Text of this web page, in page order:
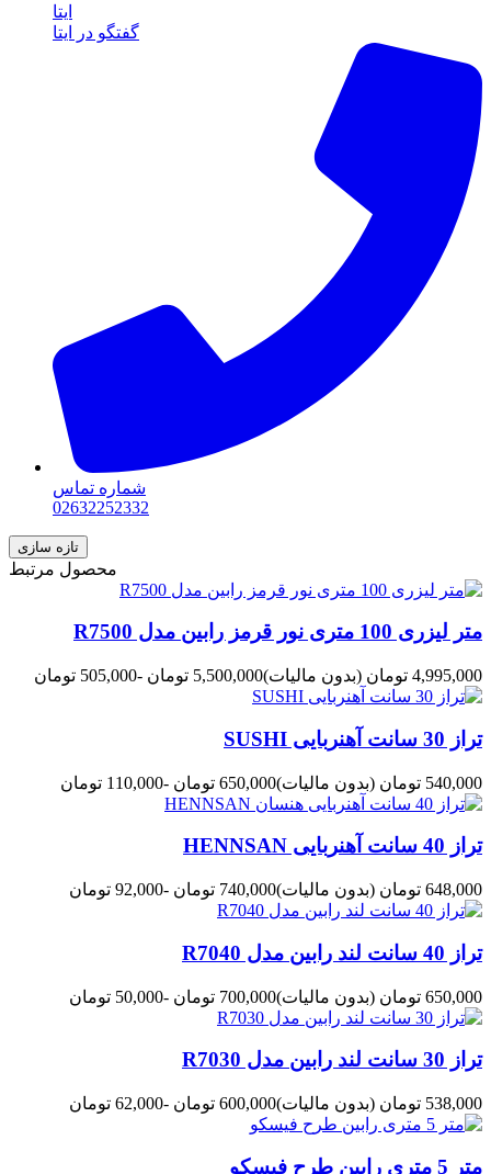
ایتا
گفتگو در ایتا
شماره تماس
02632252332
محصول مرتبط
متر لیزری 100 متری نور قرمز رابین مدل R7500
4,995,000 تومان (بدون مالیات)5,500,000 تومان -505,000 تومان
تراز 30 سانت آهنربایی SUSHI
540,000 تومان (بدون مالیات)650,000 تومان -110,000 تومان
تراز 40 سانت آهنربایی HENNSAN
648,000 تومان (بدون مالیات)740,000 تومان -92,000 تومان
تراز 40 سانت لند رابین مدل R7040
650,000 تومان (بدون مالیات)700,000 تومان -50,000 تومان
تراز 30 سانت لند رابین مدل R7030
538,000 تومان (بدون مالیات)600,000 تومان -62,000 تومان
متر 5 متری رابین طرح فیسکو